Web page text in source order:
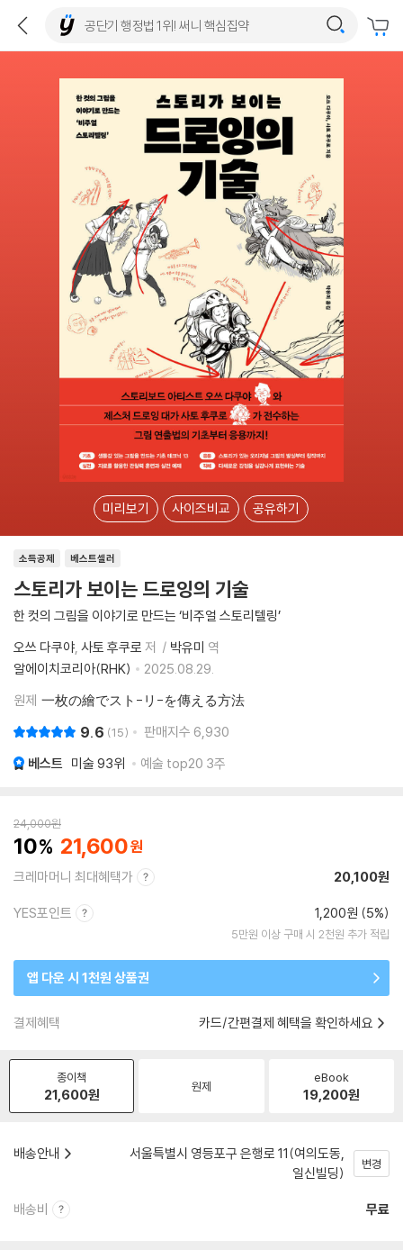
미리보기 사이즈비교 공유하기
소득공제 베스트셀러
스토리가 보이는 드로잉의 기술
한 컷의 그림을 이야기로 만드는 ‘비주얼 스토리텔링’
오쓰 다쿠야 사토 후쿠로 저 박유미 역
알에이치코리아(RHK)
2025.08.29.
원제 一枚の繪でスト-リ-を傳える方法
9.6 15 판매지수 6,930
베스트 미술 93위 예술 top20 3주
24,000원
10 21,600
크레마머니 최대혜택가 20,100원
YES포인트 1,200원 (5%)
5만원 이상 구매 시 2천원 추가 적립
앱 다운 시 1천원 상품권
결제혜택 카드/간편결제 혜택을 확인하세요
종이책
21,600원 원제
eBook
19,200원
배송안내
서울특별시 영등포구 은행로 11(여의도동,
일신빌딩)
변경
배송비 무료